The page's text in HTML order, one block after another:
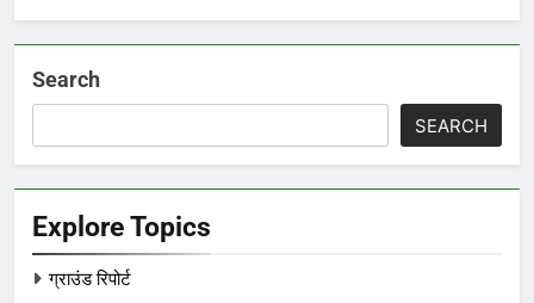
Search
SEARCH
Explore Topics
ग्राउंड रिपोर्ट